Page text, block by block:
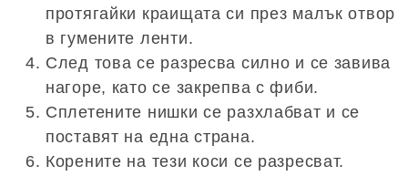
протягайки краищата си през малък отвор
в гумените ленти.
След това се разресва силно и се завива
нагоре, като се закрепва с фиби.
Сплетените нишки се разхлабват и се
поставят на една страна.
Корените на тези коси се разресват.